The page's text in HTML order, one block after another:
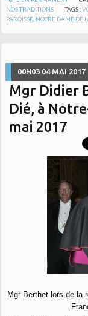
NOS TRADITIONS
TAGS :
PAROISSE NOTRE DAME DE
00H03 04 MAI 2017
Mgr Didier
Dié, à
mai 2017
Mgr Berthet lors de la